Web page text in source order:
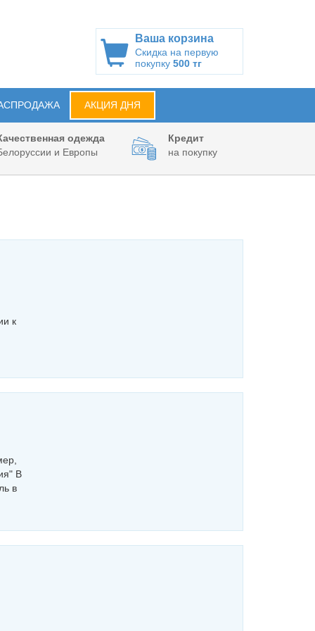
Ваша корзина
Скидка на первую
покупку 500 тг
АКЦИЯ ДНЯ
одежда
и Европы
Кредит
на покупку
к
В
в